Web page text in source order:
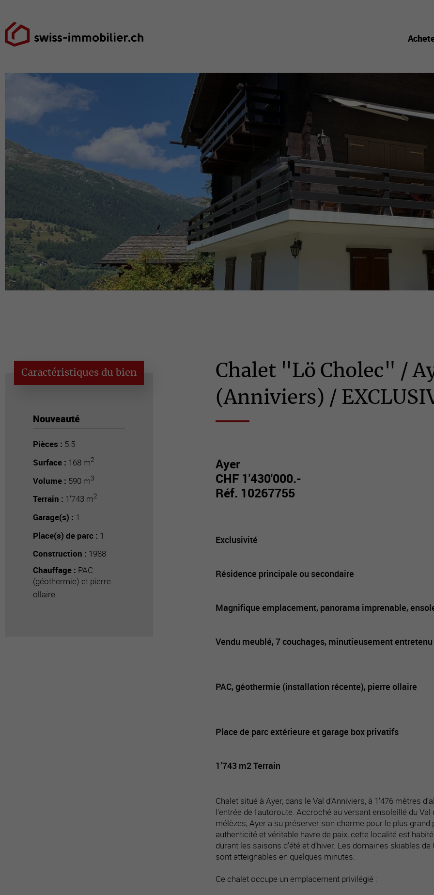
Caractéristiques du bien
Nouveauté
Pièces : 5.5
Surface : 168 m2
Volume : 590 m3
Terrain : 1'743 m2
Garage(s) : 1
Place(s) de parc : 1
Construction : 1988
Chauffage : PAC
(géothermie) et pierre
ollaire
Chalet "Lö Cholec" /
(Anniviers) /
Ayer
CHF 1'430'000.-
Réf. 10267755
Exclusivité
Résidence principale ou secondaire
Magnifique emplacement, panorama imprenable,
Vendu meublé, 7 couchages, minutieusement entretenu
PAC, géothermie (installation récente), pierre ollaire
Place de parc extérieure et garage box privatifs
1’743 m2 Terrain
Chalet situé à Ayer, dans le Val d’Anniviers, à 1'476 mètres
l'entrée de l'autoroute. Accroché au versant ensoleillé du
mélèzes, Ayer a su préserver son charme pour le plus
authenticité et véritable havre de paix, cette localité est
durant les saisons d’été et d’hiver. Les domaines skiables
sont atteignables en quelques minutes.
Ce chalet occupe un emplacement privilégié :